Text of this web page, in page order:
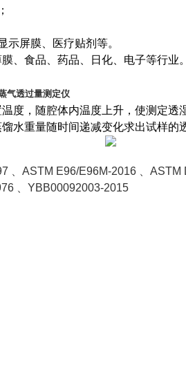
示屏膜、医疗贴剂等。
、食品、药品、日化、电子等行业。
气透过量测定仪
度，随腔体内温度上升，使测定透
水重量随时间递减变化求出试样的
、ASTM E96/E96M-2016 、
、YBB00092003-2015